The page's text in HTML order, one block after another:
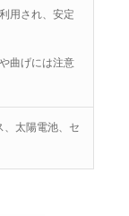
用され、安定
曲げには注意
、太陽電池、セ